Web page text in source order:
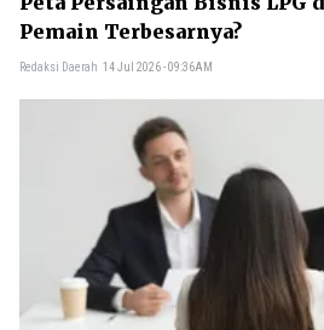
Pemain Terbesarnya?
Redaksi Daerah 14 Jul 2026 - 09:36AM